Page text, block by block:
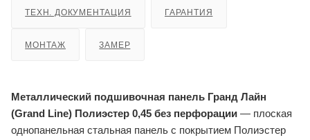
ТЕХН. ДОКУМЕНТАЦИЯ ГАРАНТИЯ
МОНТАЖ ЗАМЕР
Металлический подшивочная панель Гранд Лайн
(Grand Line) Полиэстер 0,45 без перфорации — плоская
однопанельная стальная панель с покрытием Полиэстер